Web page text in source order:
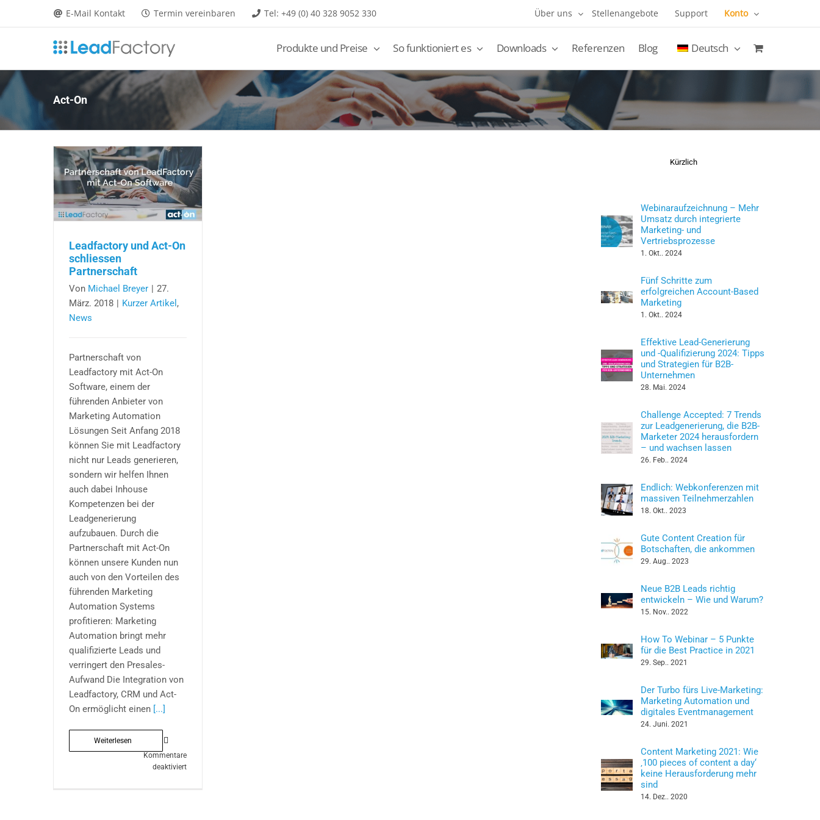
E-Mail Kontakt Termin vereinbaren Tel: +49 (0) 40 328 9052 330 Über uns Stellenangebote Support Konto
Produkte und Preise So funktioniert es Downloads Referenzen Blog Deutsch
Act-On
Leadfactory und Act-On
schliessen
Partnerschaft
Von Michael Breyer | 27.
März. 2018 | Kurzer Artikel ,
News
Partnerschaft von
Leadfactory mit Act-On
Software, einem der
führenden Anbieter von
Marketing Automation
Lösungen Seit Anfang 2018
können Sie mit Leadfactory
nicht nur Leads generieren,
sondern wir helfen Ihnen
auch dabei Inhouse
Kompetenzen bei der
Leadgenerierung
aufzubauen. Durch die
Partnerschaft mit Act-On
können unsere Kunden nun
auch von den Vorteilen des
führenden Marketing
Automation Systems
profitieren: Marketing
Automation bringt mehr
qualifizierte Leads und
verringert den Presales-
Aufwand Die Integration von
Leadfactory, CRM und Act-
On ermöglicht einen [...]
Weiterlesen
Kommentare
deaktiviertfür
Kürzlich
Webinaraufzeichnung – Mehr
Umsatz durch integrierte
Marketing- und
Vertriebsprozesse
1. Okt.. 2024
Fünf Schritte zum
erfolgreichen Account-Based
Marketing
1. Okt.. 2024
Effektive Lead-Generierung
und -Qualifizierung 2024: Tipps
und Strategien für B2B-
Unternehmen
28. Mai. 2024
Challenge Accepted: 7 Trends
zur Leadgenerierung, die B2B-
Marketer 2024 herausfordern
– und wachsen lassen
26. Feb.. 2024
Endlich: Webkonferenzen mit
massiven Teilnehmerzahlen
18. Okt.. 2023
Gute Content Creation für
Botschaften, die ankommen
29. Aug.. 2023
Neue B2B Leads richtig
entwickeln – Wie und Warum?
15. Nov.. 2022
How To Webinar – 5 Punkte
für die Best Practice in 2021
29. Sep.. 2021
Der Turbo fürs Live-Marketing:
Marketing Automation und
digitales Eventmanagement
24. Juni. 2021
Content Marketing 2021: Wie
‚100 pieces of content a day‘
keine Herausforderung mehr
sind
14. Dez.. 2020